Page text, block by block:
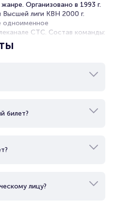
сдать или продать билет
Организовано в 1993 г.
лиги КВН 2000 г.
одноименное
СТС. Состав команды:
Дмитрий Брекоткин,
Сергей Исаев,
билет?
лицу?